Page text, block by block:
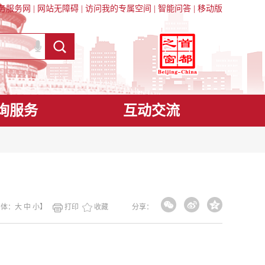
服务网 网站无障碍 访问我的专属空间 智能问答 移动版
服务 互动交流
分享：
： 大 中 小】 打印 收藏